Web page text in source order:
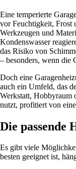
Eine temperierte
vor Feuchtigkeit, Frost
Werkzeugen und
Kondenswasser
das Risiko von
– besonders, wenn die
Doch eine
auch ein Umfeld, das
Werkstatt, Hobbyraum
nutzt, profitiert von
Die passende
Es gibt viele
besten geeignet ist,